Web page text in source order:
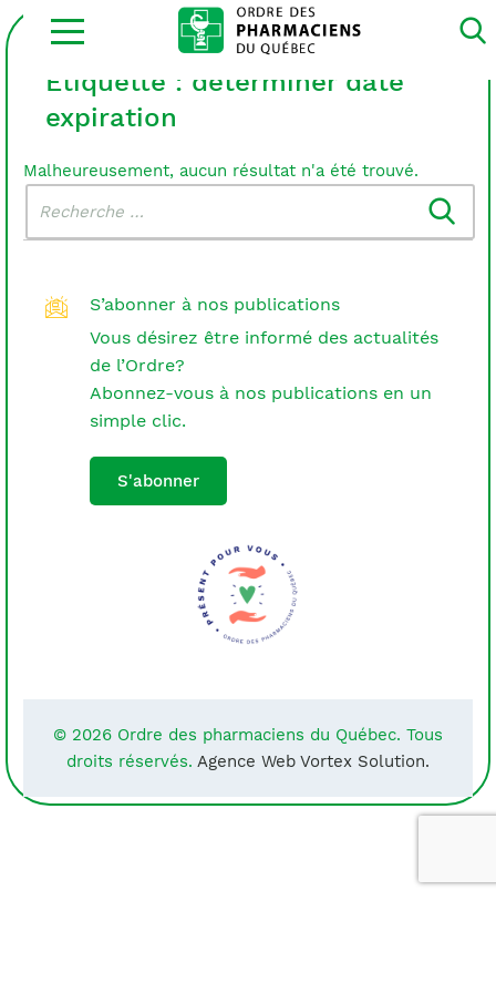
Ouvrir
la
site
Étiquette : déterminer date
expiration
Malheureusement, aucun résultat n'a été trouvé.
dans
le
S’abonner à nos publications
Vous désirez être informé des actualités
de l’Ordre?
Abonnez-vous à nos publications en un
simple clic.
S'abonner
© 2026 Ordre des pharmaciens du Québec. Tous
droits réservés. Agence Web Vortex Solution.